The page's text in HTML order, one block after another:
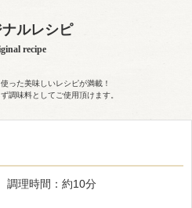
ルレシピ
recipe
った美味しいレシピが満載！
調味料としてご使用頂けます。
調理時間：約10分